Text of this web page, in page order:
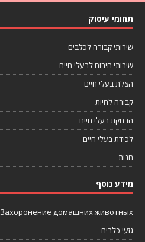
תחומי עיסוק
שירותי קבורה לכלבים
שירותי חירום לבעלי חיים
הצלת בעלי חיים
קבורה לחיות
הרחקת בעלי חיים
לכידת בעלי חיים
חנות
מידע נוסף
Захоронение домашних животных
גזעי כלבים